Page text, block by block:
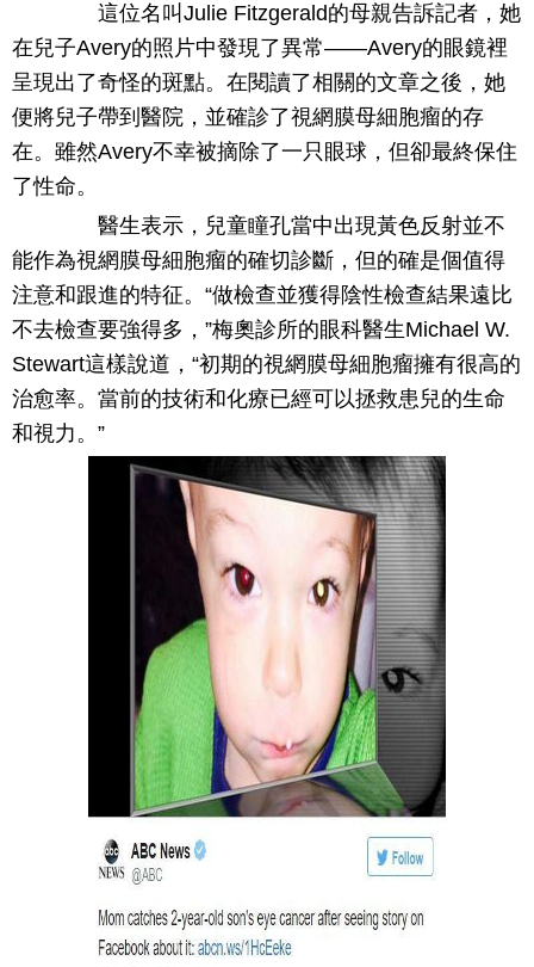
這位名叫Julie Fitzgerald的母親告訴記者，她
在兒子Avery的照片中發現了異常——Avery的眼鏡裡
呈現出了奇怪的斑點。在閱讀了相關的文章之後，她
便將兒子帶到醫院，並確診了視網膜母細胞瘤的存
在。雖然Avery不幸被摘除了一只眼球，但卻最終保住
了性命。
醫生表示，兒童瞳孔當中出現黃色反射並不
能作為視網膜母細胞瘤的確切診斷，但的確是個值得
注意和跟進的特征。“做檢查並獲得陰性檢查結果遠比
不去檢查要強得多，”梅奧診所的眼科醫生Michael W.
Stewart這樣說道，“初期的視網膜母細胞瘤擁有很高的
治愈率。當前的技術和化療已經可以拯救患兒的生命
和視力。”